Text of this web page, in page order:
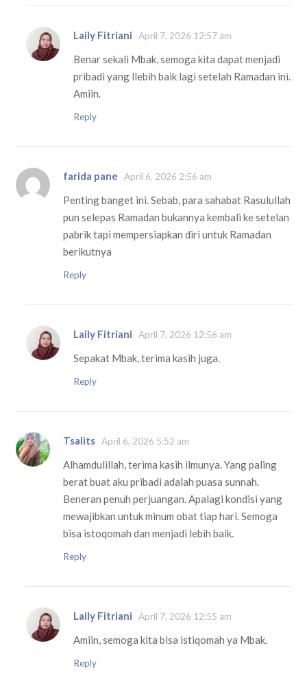
Laily Fitriani April 7, 2026 12:57 am
Benar sekali Mbak, semoga kita dapat menjadi
pribadi yang llebih baik lagi setelah Ramadan ini.
Amiin.
Reply
farida pane April 6, 2026 2:56 am
Penting banget ini. Sebab, para sahabat Rasulullah
pun selepas Ramadan bukannya kembali ke setelan
pabrik tapi mempersiapkan diri untuk Ramadan
berikutnya
Reply
Laily Fitriani April 7, 2026 12:56 am
Sepakat Mbak, terima kasih juga.
Reply
Tsalits April 6, 2026 5:52 am
Alhamdulillah, terima kasih ilmunya. Yang paling
berat buat aku pribadi adalah puasa sunnah.
Beneran penuh perjuangan. Apalagi kondisi yang
mewajibkan untuk minum obat tiap hari. Semoga
bisa istoqomah dan menjadi lebih baik.
Reply
Laily Fitriani April 7, 2026 12:55 am
Amiin, semoga kita bisa istiqomah ya Mbak.
Reply